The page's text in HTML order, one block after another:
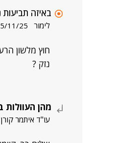
באיזה תביעות
לימור 11/25
חוץ מלשון
נזק ?
מהן העוולות
עו"ד איתמר קורן